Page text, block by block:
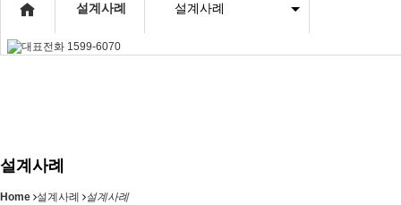
설계사례 설계사례
설계사례
Home 설계사례 설계사례